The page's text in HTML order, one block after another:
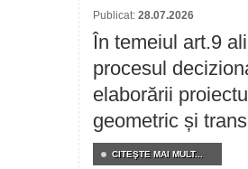
Publicat: 28.07.2026
În temeiul art.9
procesul
elaborării
geometric și
CITEŞTE MAI MULT...